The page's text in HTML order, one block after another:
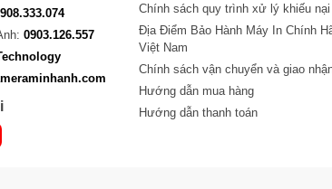
0903.126.557
Chính sách quy trình xử lý khiếu nại
Địa Điểm Bảo Hành Máy In Chính
Việt Nam
Chính sách vận chuyển và giao
Hướng dẫn mua hàng
Hướng dẫn thanh toán